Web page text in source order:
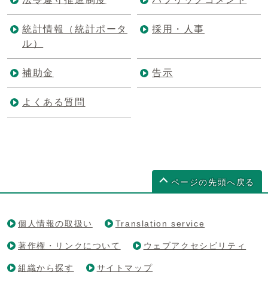
統計情報（統計ポータ
ル）
採用・人事
補助金 告示
よくある質問
ページの先頭へ戻る
個人情報の取扱い Translation service
著作権・リンクについて ウェブアクセシビリティ
組織から探す サイトマップ